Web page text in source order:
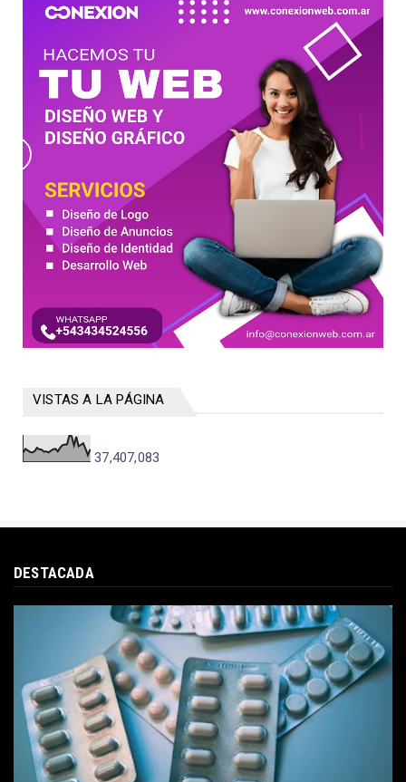
VISTAS A LA PÁGINA
37,407,083
DESTACADA